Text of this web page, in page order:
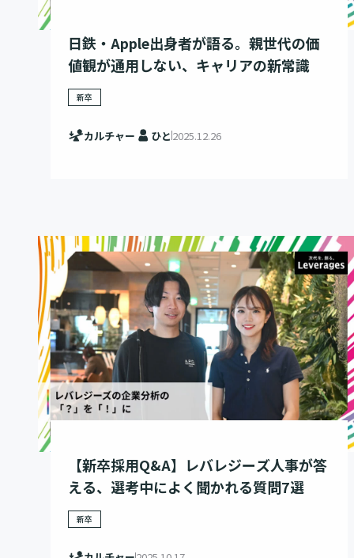
日鉄・Apple出身者が語る。親世代の価
値観が通用しない、キャリアの新常識
新卒
カルチャー ひと 2025.12.26
【新卒採用Q&A】レバレジーズ人事が答
える、選考中によく聞かれる質問7選
新卒